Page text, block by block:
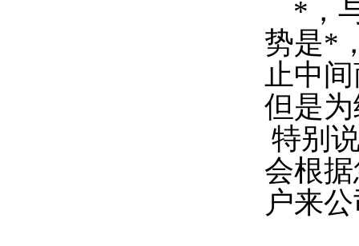
*，
势是*
止中
但是
特别
会根
户来